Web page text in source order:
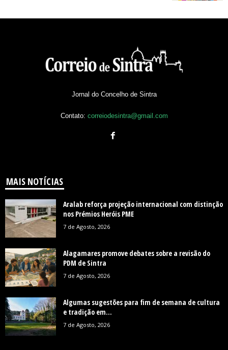
Jornal do Concelho de Sintra
Contato: correiodesintra@gmail.com
MAIS NOTÍCIAS
Aralab reforça projeção internacional com distinção
nos Prémios Heróis PME
7 de Agosto, 2026
Alagamares promove debates sobre a revisão do
PDM de Sintra
7 de Agosto, 2026
Algumas sugestões para fim de semana de cultura
e tradição em...
7 de Agosto, 2026